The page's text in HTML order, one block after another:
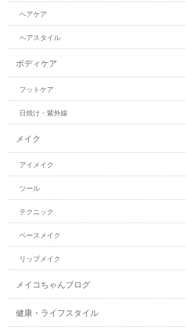
ヘアケア
ヘアスタイル
ボディケア
フットケア
日焼け・紫外線
メイク
アイメイク
ツール
テクニック
ベースメイク
リップメイク
メイコちゃんブログ
健康・ライフスタイル